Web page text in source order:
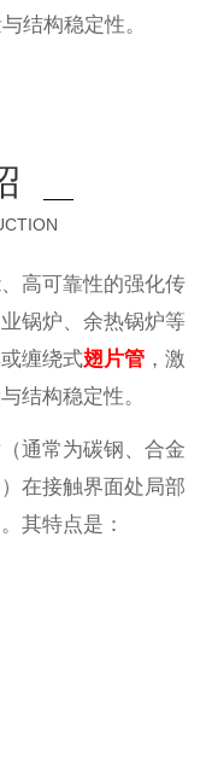
结构稳定性。
高可靠性的强化传
锅炉、余热锅炉等
缠绕式翅片管 ，激
结构稳定性。
通常为碳钢、合金
在接触界面处局部
其特点是：